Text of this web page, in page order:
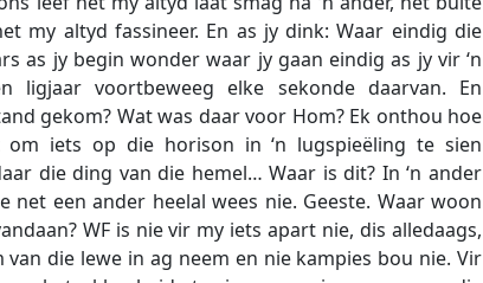
my altyd fassineer. En as jy dink: Waar eindig die
as jy begin wonder waar jy gaan eindig as jy vir ‘n
ligjaar voortbeweeg elke sekonde daarvan. En
gekom? Wat was daar voor Hom? Ek onthou hoe
iets op die horison in ‘n lugspieëling te sien
die ding van die hemel… Waar is dit? In ‘n ander
net een ander heelal wees nie. Geeste. Waar woon
WF is nie vir my iets apart nie, dis alledaags,
die lewe in ag neem en nie kampies bou nie. Vir